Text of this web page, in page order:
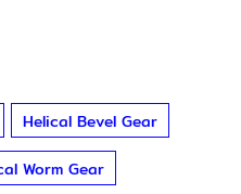
Helical Bevel Gear
Worm Gear